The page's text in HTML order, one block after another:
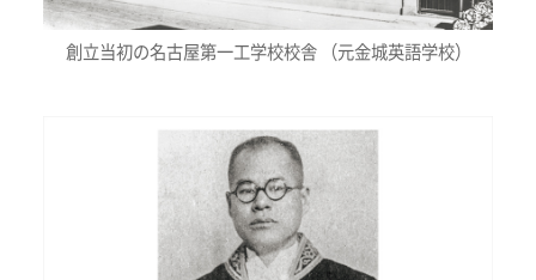
創立当初の名古屋第一工学校校舎 （元金城英語学校）